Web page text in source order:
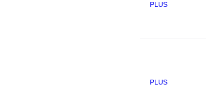
PLUS
PLUS